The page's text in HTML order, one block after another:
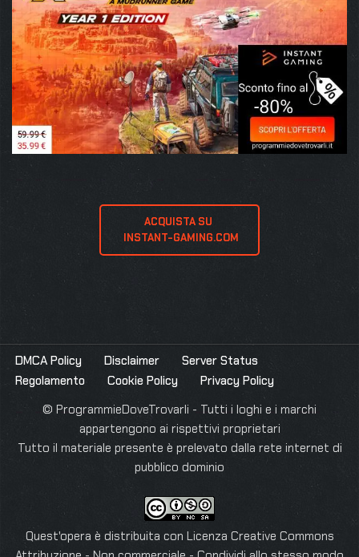
ACQUISTA SU
INSTANT-GAMING.COM
DMCA Policy Disclaimer
Server Status
Regolamento
Cookie Policy
Privacy Policy
© ProgrammieDoveTrovarli - Tutti i loghi e i marchi
appartengono ai rispettivi proprietari
Tutto il materiale presente è prelevato dalla rete internet di
pubblico dominio
Quest'opera è distribuita con Licenza Creative Commons